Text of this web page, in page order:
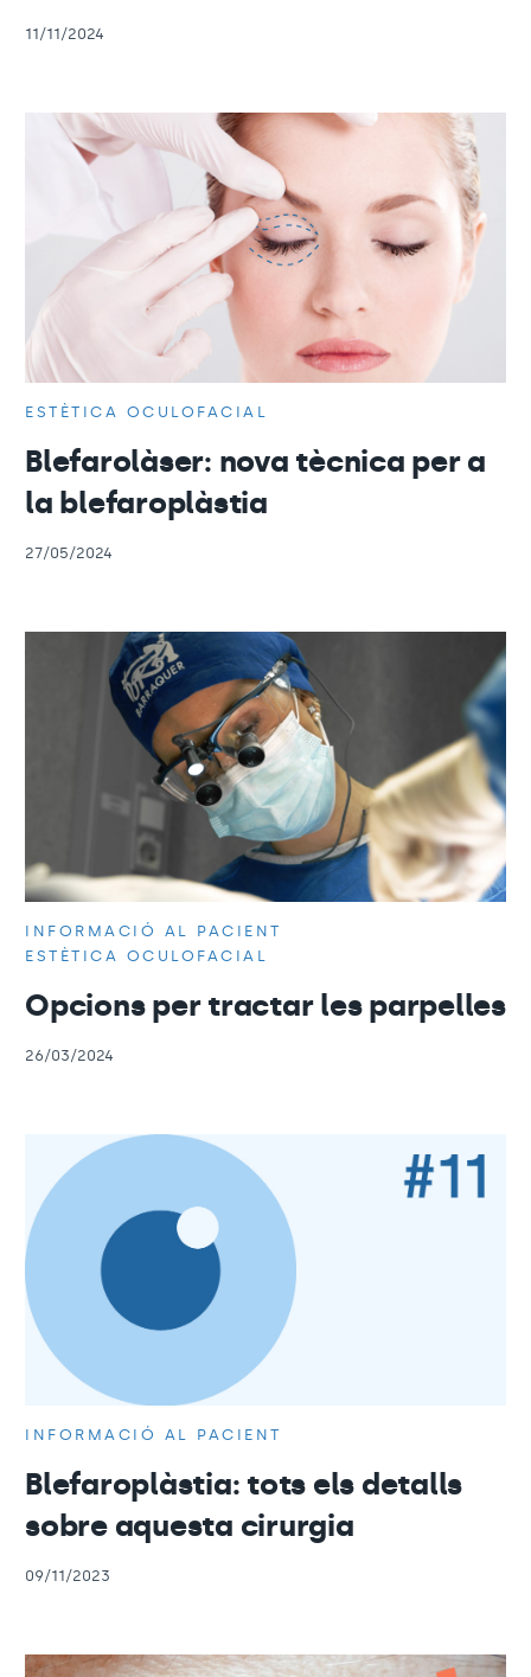
11/11/2024
ESTÈTICA OCULOFACIAL
Blefarolàser: nova tècnica per a
la blefaroplàstia
27/05/2024
INFORMACIÓ AL PACIENT
ESTÈTICA OCULOFACIAL
Opcions per tractar les parpelles
26/03/2024
INFORMACIÓ AL PACIENT
Blefaroplàstia: tots els detalls
sobre aquesta cirurgia
09/11/2023